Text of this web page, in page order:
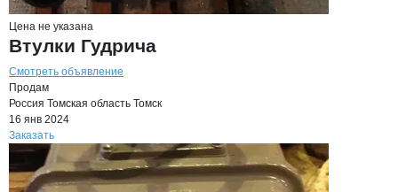
Цена не указана
Втулки Гудрича
Смотреть объявление
Продам
Россия Томская область Томск
16 янв 2024
Заказать